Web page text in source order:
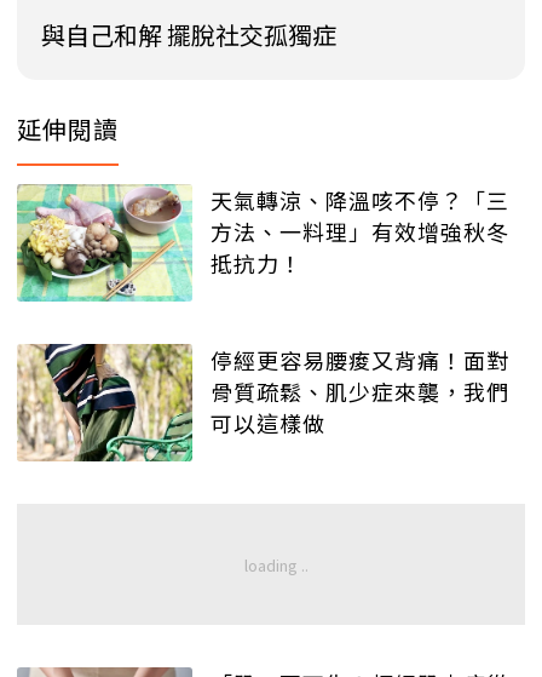
與自己和解 擺脫社交孤獨症
延伸閱讀
天氣轉涼、降溫咳不停？「三
方法、一料理」有效增強秋冬
抵抗力！
停經更容易腰痠又背痛！面對
骨質疏鬆、肌少症來襲，我們
可以這樣做